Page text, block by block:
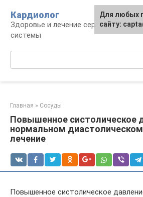
контенту
Кардиолог
Здоровье и лечение сердечно-
системы
Главная » Сосуды
Повышенное систолическое
нормальном
лечение
Повышенное систолическое
Для любых
сайту: